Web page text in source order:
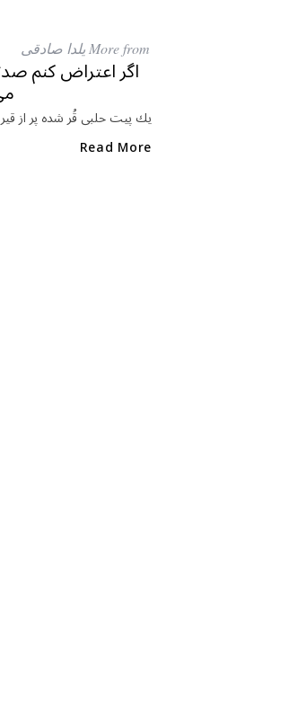
e
b
o
ok
e
r ar
in
More from یلدا صادقی
اگر اعتراض كنم
يك پيت حلبی قُر شده پر از
Read More